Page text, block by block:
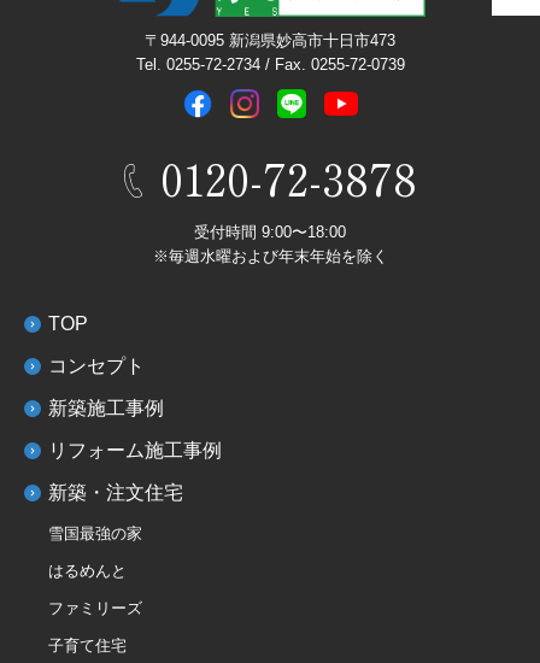
〒944-0095 新潟県妙高市十日市473
Tel. 0255-72-2734 / Fax. 0255-72-0739
0120-72-3878
受付時間 9:00〜18:00
※毎週水曜および年末年始を除く
TOP
コンセプト
新築施工事例
リフォーム施工事例
新築・注文住宅
雪国最強の家
はるめんと
ファミリーズ
子育て住宅